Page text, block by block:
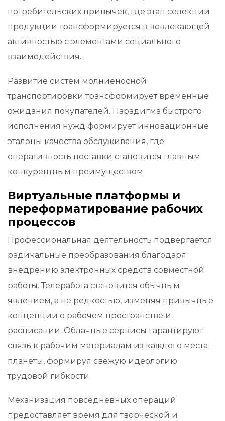
потребительских привычек, где этап селекции
продукции трансформируется в вовлекающей
активностью с элементами социального
взаимодействия.
Развитие систем молниеносной
транспортировки трансформирует временные
ожидания покупателей. Парадигма быстрого
исполнения нужд формирует инновационные
эталоны качества обслуживания, где
оперативность поставки становится главным
конкурентным преимуществом.
Виртуальные платформы и
переформатирование рабочих
процессов
Профессиональная деятельность подвергается
радикальные преобразования благодаря
внедрению электронных средств совместной
работы. Телеработа становится обычным
явлением, а не редкостью, изменяя привычные
концепции о рабочем пространстве и
расписании. Облачные сервисы гарантируют
связь к рабочим материалам из каждого места
планеты, формируя свежую идеологию
трудовой гибкости.
Механизация повседневных операций
предоставляет время для творческой и